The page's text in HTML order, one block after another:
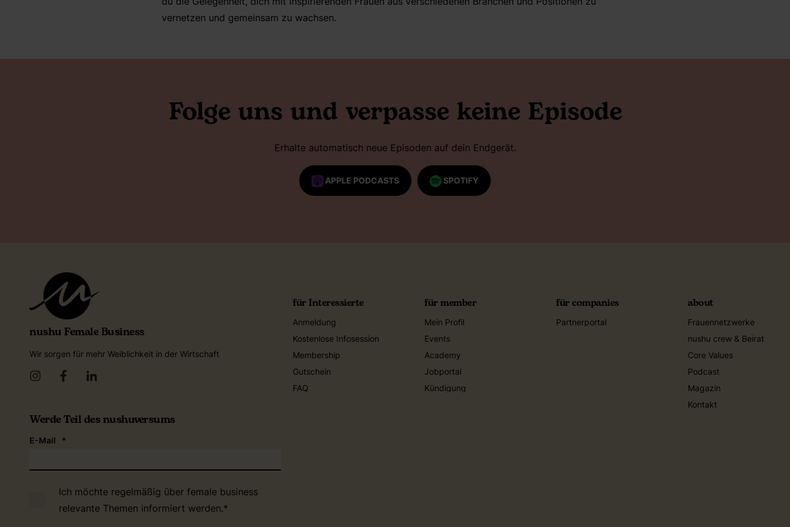
vernetzen und gemeinsam zu wachsen.
Folge uns und verpasse keine Episode
Erhalte automatisch neue Episoden auf dein Endgerät.
APPLE PODCASTS SPOTIFY
nushu Female Business
Wir sorgen für mehr Weiblichkeit in der Wirtschaft
Werde Teil des nushuversums
E-Mail *
Ich möchte regelmäßig über female business
relevante Themen informiert werden.*
für Interessierte
Anmeldung
Kostenlose Infosession
Membership
Gutschein
FAQ
für member
Mein Profil
Events
Academy
Jobportal
Kündigung
für companies
Partnerportal
about
Frauennetzwerke
nushu crew & Beirat
Core Values
Podcast
Magazin
Kontakt